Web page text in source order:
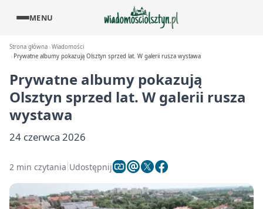
MENU
Strona główna Wiadomości
Prywatne albumy pokazują Olsztyn sprzed lat. W galerii rusza wystawa
Prywatne albumy pokazują
Olsztyn sprzed lat. W galerii rusza
wystawa
24 czerwca 2026
2 min czytania Udostępnij